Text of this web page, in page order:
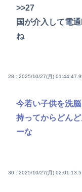
>>27
国が介入して電
ね
28 : 2025/10/27(月)
今若い子供を洗
持ってからどん
ーな
30 : 2025/10/27(月)